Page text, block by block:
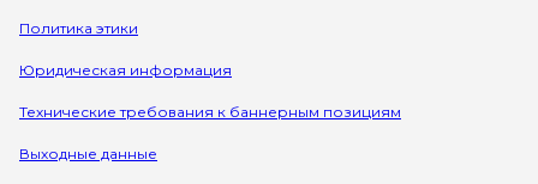
Политика этики
Юридическая информация
Технические требования к баннерным позициям
Выходные данные